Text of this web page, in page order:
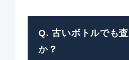
Q. 古いボトルでも
か？